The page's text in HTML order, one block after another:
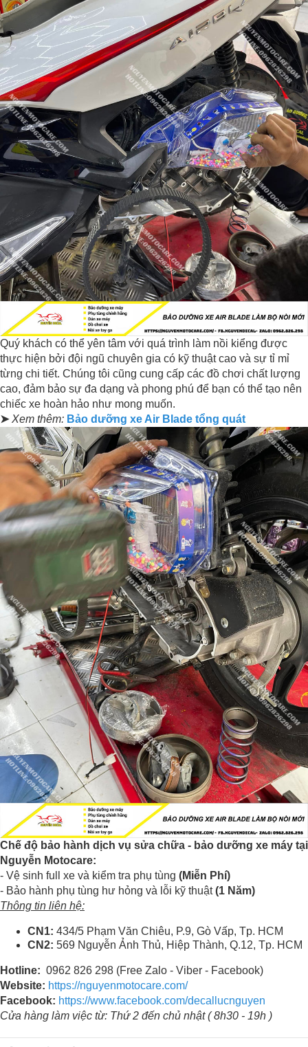
Quý khách có thể yên tâm với quá trình làm nồi kiểng được
thực hiện bởi đội ngũ chuyên gia có kỹ thuật cao và sự tỉ mỉ
từng chi tiết. Chúng tôi cũng cung cấp các đồ chơi chất lượng
cao, đảm bảo sự đa dạng và phong phú để bạn có thể tạo nên
chiếc xe hoàn hảo như mong muốn.
➤Xem thêm: Bảo dưỡng xe Air Blade tổng quát
Chế độ bảo hành dịch vụ sửa chữa - bảo dưỡng xe máy tại
Nguyễn Motocare:
- Vệ sinh full xe và kiểm tra phụ tùng (Miễn Phí)
- Bảo hành phụ tùng hư hỏng và lỗi kỹ thuật(1 Năm)
Thông tin liên hệ:
CN1: 434/5 Phạm Văn Chiêu, P.9, Gò Vấp, Tp. HCM
CN2: 569 Nguyễn Ảnh Thủ, Hiệp Thành, Q.12, Tp. HCM
Hotline: 0962 826 298 (Free Zalo - Viber - Facebook)
Website: https://nguyenmotocare.com/
Facebook: https://www.facebook.com/decallucnguyen
Cửa hàng làm việc từ: Thứ 2 đến chủ nhật ( 8h30 - 19h )